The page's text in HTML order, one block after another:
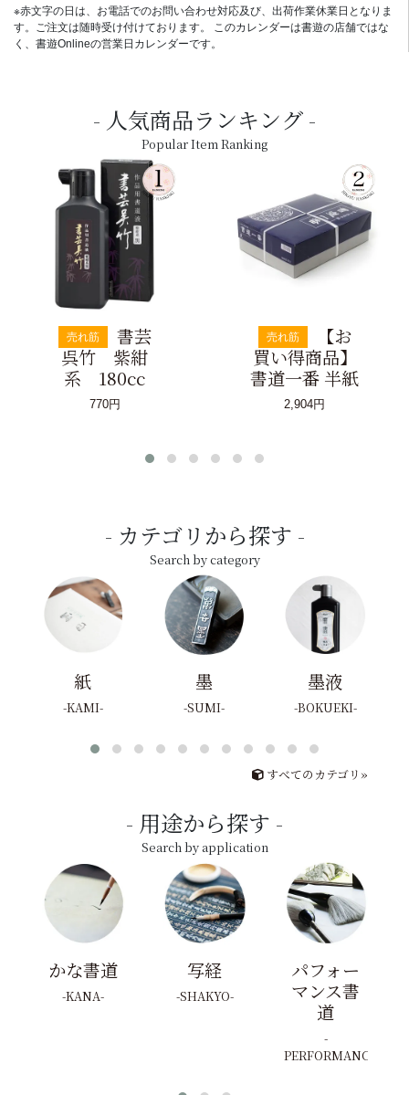
※赤文字の日は、お電話でのお問い合わせ対応及び、出荷作業休業日となりま
す。ご注文は随時受け付けております。 このカレンダーは書遊の店舗ではな
く、書遊Onlineの営業日カレンダーです。
人気商品ランキング
Popular Item Ranking
売れ筋
書芸
呉竹 紫紺
系 180cc
770円
売れ筋
【お
買い得商品】
書道一番 半紙
2,904円
カテゴリから探す
Search by category
紙
KAMI
墨
SUMI
墨液
BOKUEKI
すべてのカテゴリ»
用途から探す
Search by application
かな書道
KANA
写経
SHAKYO
パフォー
マンス書
道
PERFORMANCE